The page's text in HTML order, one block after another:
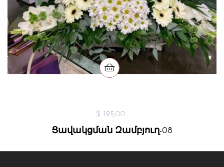
$ 195,00
Ցավակցման Զամբյուղ-08